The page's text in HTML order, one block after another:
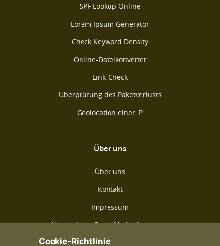
SPF Lookup Online
Lorem Ipsum Generator
Check Keyword Density
Online-Dateikonverter
Link-Check
Überprüfung des Paketverlusts
Geolocation einer IP
Über uns
Über uns
Kontakt
Impressum
Allgemeinen Geschäftsbedingungen
Glossar
Cookie-Richtlinie